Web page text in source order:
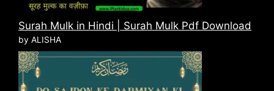
Surah Mulk in Hindi | Surah Mulk Pdf Download
by ALISHA